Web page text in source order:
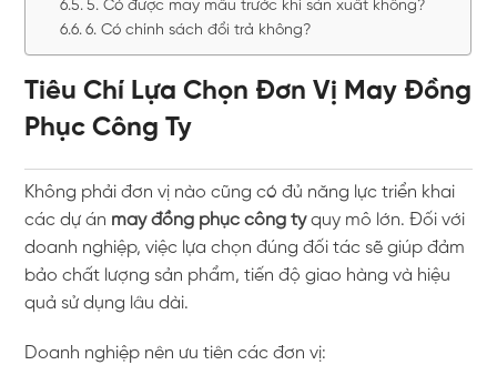
5. Có được may mẫu trước khi sản xuất không?
6. Có chính sách đổi trả không?
Tiêu Chí Lựa Chọn Đơn Vị May Đồng
Phục Công Ty
Không phải đơn vị nào cũng có đủ năng lực triển khai
các dự án may đồng phục công tyquy mô lớn. Đối với
doanh nghiệp, việc lựa chọn đúng đối tác sẽ giúp đảm
bảo chất lượng sản phẩm, tiến độ giao hàng và hiệu
quả sử dụng lâu dài.
Doanh nghiệp nên ưu tiên các đơn vị: